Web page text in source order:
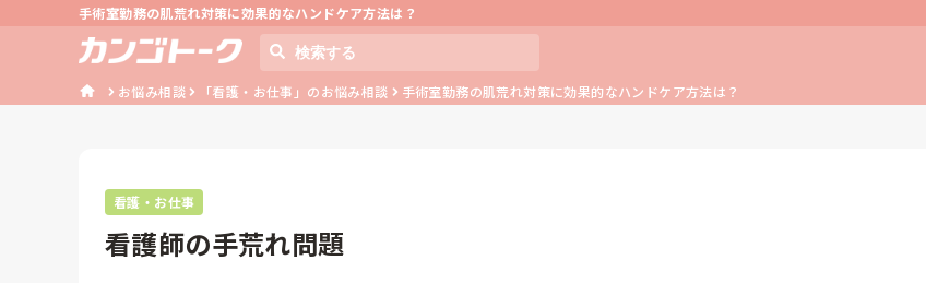
手術室勤務の肌荒れ対策に効果的なハンドケア方法は？
お悩み相談 「看護・お仕事」のお悩み相談 手術室勤務の肌荒れ対策に効果的なハンドケア方法は？
看護・お仕事
看護師の手荒れ問題